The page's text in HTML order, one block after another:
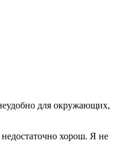
для окружающих,
хорош. Я не